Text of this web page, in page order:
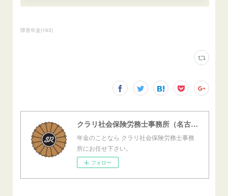
障害年金(163)
クラリ社会保険労務士事務所（名古屋西障害年金センター）
年金のことなら クラリ社会保険労務士事務
所にお任せ下さい。
フォロー